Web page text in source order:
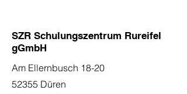
SZR Schulungszentrum Rureifel
gGmbH
Am Ellernbusch 18-20
52355 Düren